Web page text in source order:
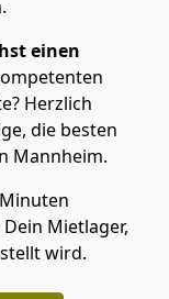
einen
Herzlich
die besten
Mannheim.
Mietlager,
wird.